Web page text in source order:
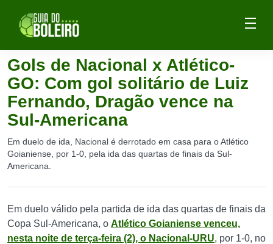
Gols de Nacional x Atlético-
GO: Com gol solitário de Luiz
Fernando, Dragão vence na
Sul-Americana
Em duelo de ida, Nacional é derrotado em casa para o Atlético
Goianiense, por 1-0, pela ida das quartas de finais da Sul-
Americana.
Em duelo válido pela partida de ida das quartas de finais da
Copa Sul-Americana, o Atlético Goianiense venceu,
nesta noite de terça-feira (2), o Nacional-URU, por 1-0, no